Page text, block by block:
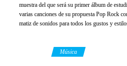
muestra del que será su primer álbum de
varias canciones de su propuesta Pop Rock
matiz de sonidos para todos los gustos y
Música